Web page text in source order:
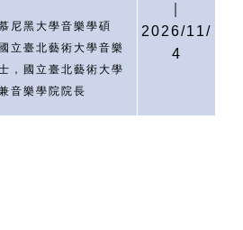
尼黑大學音樂學碩
立臺北藝術大學音樂
，國立臺北藝術大學
音樂學院院長
2026/11/
4